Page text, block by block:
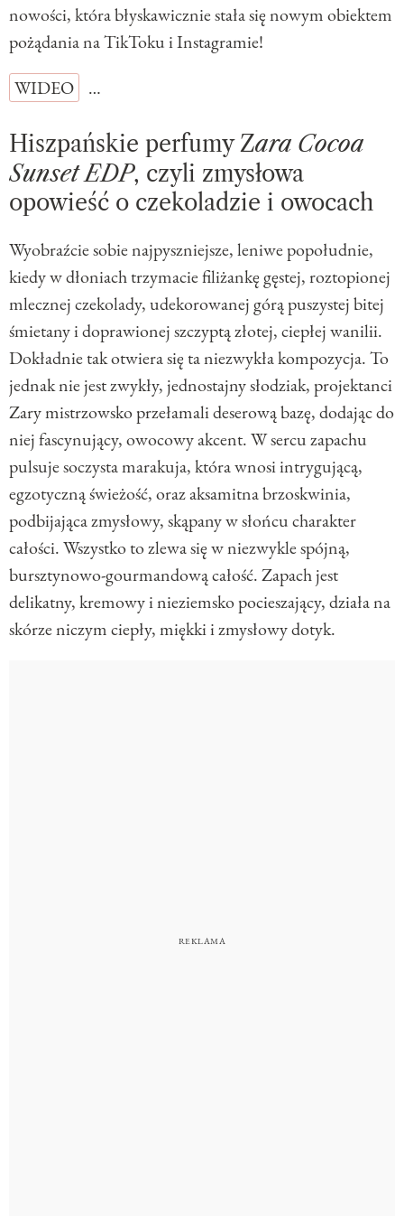
nowości, która błyskawicznie stała się nowym obiektem
pożądania na TikToku i Instagramie!
WIDEO
…
Hiszpańskie perfumy Zara Cocoa
Sunset EDP, czyli zmysłowa
opowieść o czekoladzie i owocach
Wyobraźcie sobie najpyszniejsze, leniwe popołudnie,
kiedy w dłoniach trzymacie filiżankę gęstej, roztopionej
mlecznej czekolady, udekorowanej górą puszystej bitej
śmietany i doprawionej szczyptą złotej, ciepłej wanilii.
Dokładnie tak otwiera się ta niezwykła kompozycja. To
jednak nie jest zwykły, jednostajny słodziak, projektanci
Zary mistrzowsko przełamali deserową bazę, dodając do
niej fascynujący, owocowy akcent. W sercu zapachu
pulsuje soczysta marakuja, która wnosi intrygującą,
egzotyczną świeżość, oraz aksamitna brzoskwinia,
podbijająca zmysłowy, skąpany w słońcu charakter
całości. Wszystko to zlewa się w niezwykle spójną,
bursztynowo-gourmandową całość. Zapach jest
delikatny, kremowy i nieziemsko pocieszający, działa na
skórze niczym ciepły, miękki i zmysłowy dotyk.